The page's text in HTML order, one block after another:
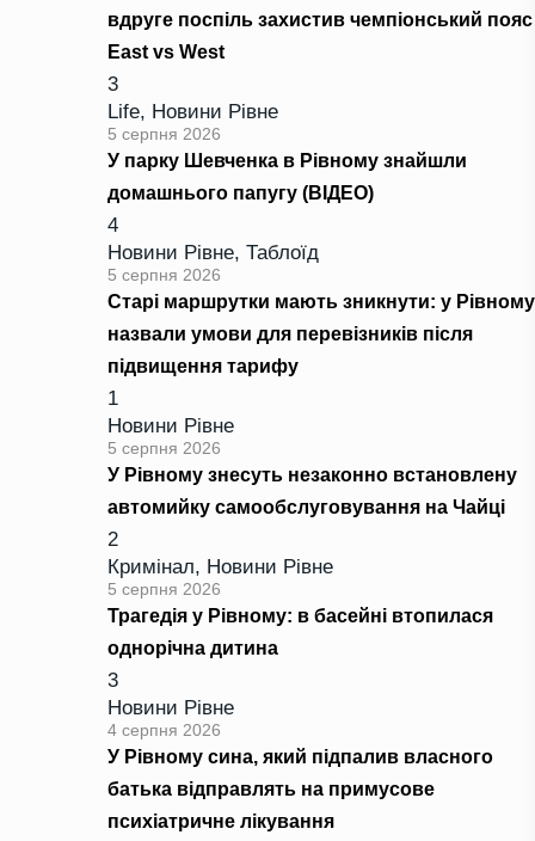
вдруге поспіль захистив чемпіонський пояс
East vs West
3
Life, Новини Рівне
5 серпня 2026
У парку Шевченка в Рівному знайшли
домашнього папугу (ВІДЕО)
4
Новини Рівне, Таблоїд
5 серпня 2026
Старі маршрутки мають зникнути: у Рівному
назвали умови для перевізників після
підвищення тарифу
1
Новини Рівне
5 серпня 2026
У Рівному знесуть незаконно встановлену
автомийку самообслуговування на Чайці
2
Кримінал, Новини Рівне
5 серпня 2026
Трагедія у Рівному: в басейні втопилася
однорічна дитина
3
Новини Рівне
4 серпня 2026
У Рівному сина, який підпалив власного
батька відправлять на примусове
психіатричне лікування